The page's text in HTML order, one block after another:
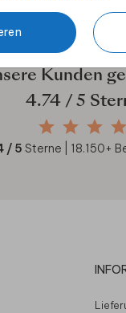
Kunden
4.74/ 5
/ 5 Sterne | 18.150+